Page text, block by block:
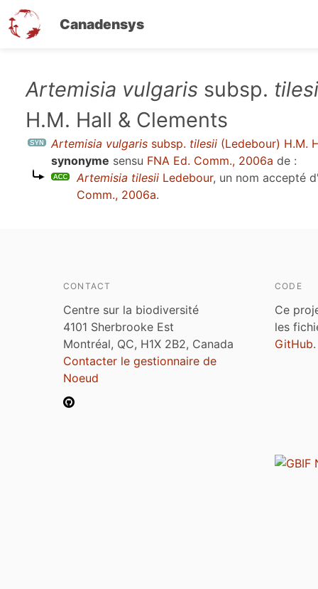
Canadensys
contenu
Artemisia vulgaris subsp.
H.M. Hall & Clements
Artemisia vulgaris subsp. tilesii (Ledebour) H.M.
synonyme sensu FNA Ed. Comm., 2006a de :
Artemisia tilesii Ledebour, un nom accepté
Comm., 2006a.
CONTACT
Centre sur la biodiversité
4101 Sherbrooke Est
Montréal, QC, H1X 2B2, Canada
Contacter le gestionnaire de
Noeud
CODE
Ce
les
GitHub.